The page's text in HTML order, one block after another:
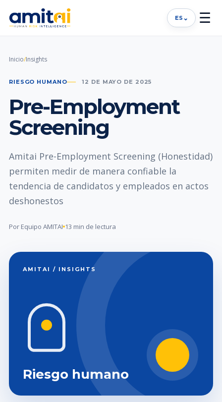
ES ⌄ ☰
Inicio/Insights
RIESGO HUMANO 12 DE MAYO DE 2025
Pre-Employment
Screening
Amitai Pre-Employment Screening (Honestidad)
permiten medir de manera confiable la
tendencia de candidatos y empleados en actos
deshonestos
Por Equipo AMITAI 13 min de lectura
AMITAI / INSIGHTS
Riesgo humano